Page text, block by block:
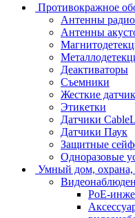
Противокражное
Антенны
Антенны
Деактиваторы
Съемники
Жесткие
Этикетки
Датчики
Датчики Паук
Защитные
Одноразовые
Умный дом, охрана,
PoE-